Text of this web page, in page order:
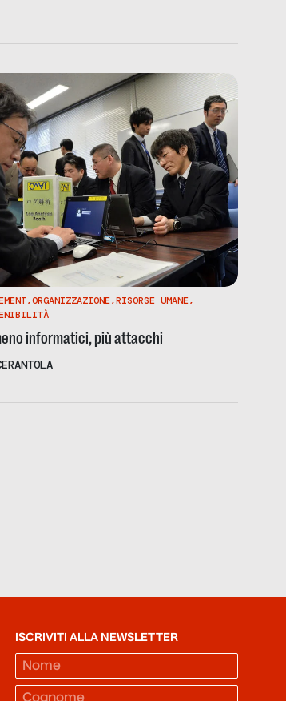
,ORGANIZZAZIONE,RISORSE UMANE,
informatici, più attacchi
ISCRIVITI ALLA NEWSLETTER